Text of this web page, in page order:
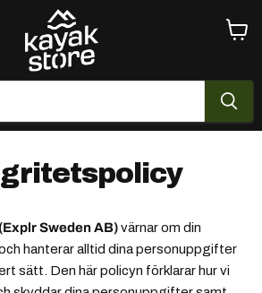
Sweden AB)värnar om din
hanterar alltid dina personuppgifter
sätt. Den här policyn förklarar hur vi